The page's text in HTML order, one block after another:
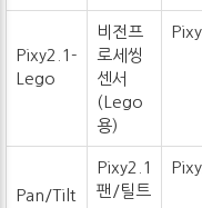
Pixy2.1-
Lego
비전프
로세씽
센서
(Lego
용)
Pan/Tilt
Pixy2.1
팬/틸트